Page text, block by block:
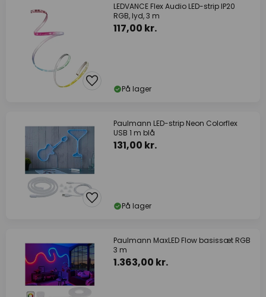
LEDVANCE Flex Audio LED-strip IP20
RGB, lyd, 3 m
117,00 kr.
På lager
Paulmann LED-strip Neon Colorflex
USB 1 m blå
131,00 kr.
På lager
Paulmann MaxLED Flow basissæt RGB
3 m
1.363,00 kr.